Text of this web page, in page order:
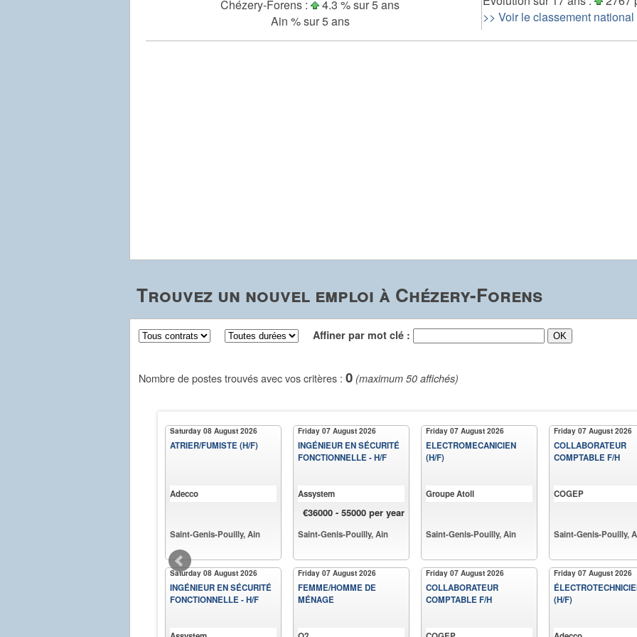
Chézery-Forens :
4.3 % sur 5 ans
Ain % sur 5 ans
>> Voir le classement national
Trouvez un nouvel emploi à Chézery-Forens
Affiner par mot clé :
Nombre de postes trouvés avec vos critères : 0 (maximum 50 affichés)
Saturday 08 August 2026
ATRIER/FUMISTE (H/F)
Adecco
Saint-Genis-Pouilly, Ain
Saturday 08 August 2026
INGÉNIEUR EN SÉCURITÉ
FONCTIONNELLE - H/F
Friday 07 August 2026
INGÉNIEUR EN SÉCURITÉ
FONCTIONNELLE - H/F
Assystem
€36000 - 55000 per year
Saint-Genis-Pouilly, Ain
Friday 07 August 2026
FEMME/HOMME DE
MÉNAGE
Friday 07 August 2026
ELECTROMECANICIEN
(H/F)
Groupe Atoll
Saint-Genis-Pouilly, Ain
Friday 07 August 2026
COLLABORATEUR
COMPTABLE F/H
Friday 07 August 2026
COLLABORATEUR
COMPTABLE F/H
COGEP
Saint-Genis-Pouilly,
Friday 07 August 2026
(H/F)